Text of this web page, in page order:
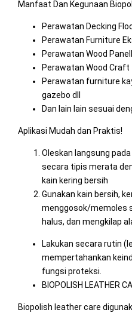
Manfaat Dan Kegunaan
Perawatan Decking
Perawatan Furniture
Perawatan Wood
Perawatan Wood Craft
Perawatan furniture
gazebo dll
Dan lain lain sesuai
Aplikasi Mudah dan Praktis!
Oleskan langsung
secara tipis merata
kain kering bersih
Gunakan kain bersih,
menggosok/memoles
halus, dan mengkilap
Lakukan secara rutin
mempertahankan
fungsi proteksi.
BIOPOLISH LEATHER
Biopolish leather care